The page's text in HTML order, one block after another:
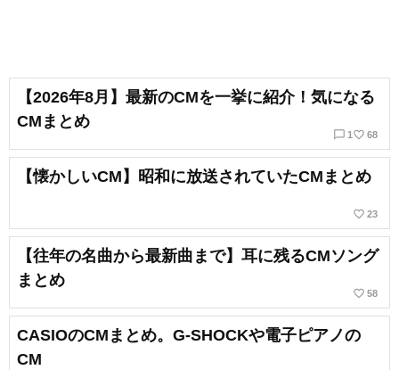
【2026年8月】最新のCMを一挙に紹介！気になる
CMまとめ
chat_bubble_outline 1favorite_border 68
【懐かしいCM】昭和に放送されていたCMまとめ
favorite_border 23
【往年の名曲から最新曲まで】耳に残るCMソング
まとめ
favorite_border 58
CASIOのCMまとめ。G-SHOCKや電子ピアノの
CM